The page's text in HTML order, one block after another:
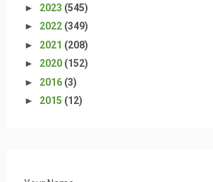
► 2023 (545)
► 2022 (349)
► 2021 (208)
► 2020 (152)
► 2016 (3)
► 2015 (12)